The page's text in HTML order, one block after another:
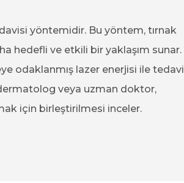
yöntemidir. Bu yöntem, tırnak
hedefli ve etkili bir yaklaşım sunar.
odaklanmış lazer enerjisi ile tedavi
veya uzman doktor,
için birleştirilmesi inceler.